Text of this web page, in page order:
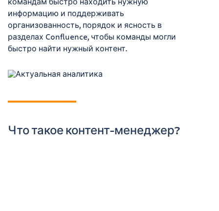
информацию и поддерживать
организованность, порядок и ясность в
разделах Confluence, чтобы команды могли
быстро найти нужный контент.
Что такое контент-менеджер?